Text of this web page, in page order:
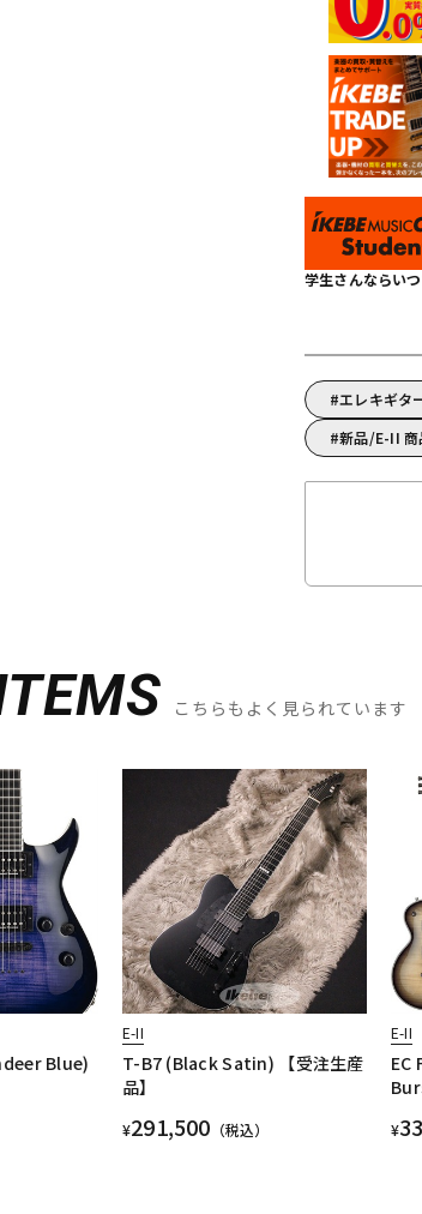
学生さんならい
エレキギタ
新品/E-II 商
こちらもよく見られています
Blue)
E-II
T-B7 (Black Satin) 【受注生産
品】
¥291,500 （税込）
E-II
EC
¥